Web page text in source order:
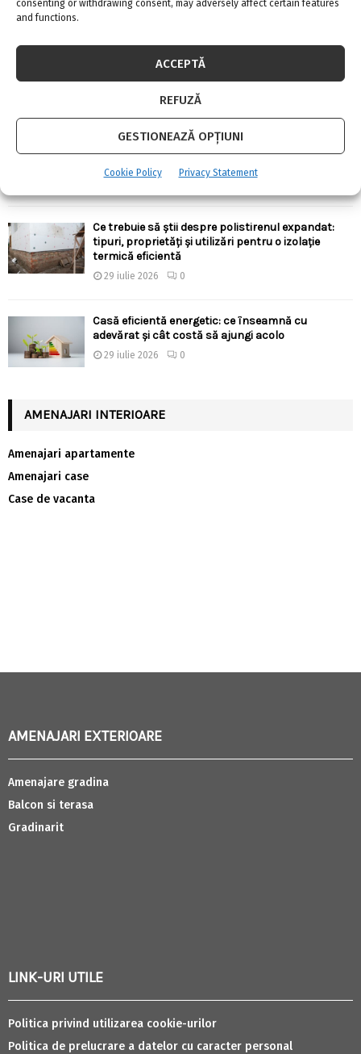
consenting or withdrawing consent, may adversely affect certain features
and functions.
ACCEPTĂ
REFUZĂ
GESTIONEAZĂ OPȚIUNI
Cookie Policy Privacy Statement
Există aparate anti-gândaci și ieftine, și bune?!
4 august 2026 0
Ergonomia în bucătărie: cum alegi înălțimile,
adâncimile și distanțele corecte pentru confort
30 iulie 2026
Ce trebuie să știi despre polistirenul expandat:
tipuri, proprietăți și utilizări pentru o izolație
termică eficientă
29 iulie 2026 0
Casă eficientă energetic: ce înseamnă cu
adevărat și cât costă să ajungi acolo
29 iulie 2026 0
AMENAJARI INTERIOARE
Amenajari apartamente
Amenajari case
Case de vacanta
AMENAJARI EXTERIOARE
Amenajare gradina
Balcon si terasa
Gradinarit
LINK-URI UTILE
Politica privind utilizarea cookie-urilor
Politica de prelucrare a datelor cu caracter personal